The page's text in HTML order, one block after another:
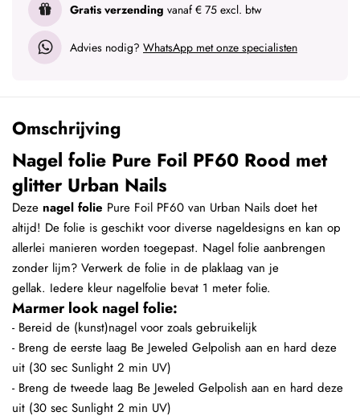
Gratis verzending vanaf € 75 excl. btw
Advies nodig? WhatsApp met onze specialisten
Omschrijving
Nagel folie Pure Foil PF60 Rood met
glitter Urban Nails
Deze nagel folie Pure Foil PF60 van Urban Nails doet het
altijd! De folie is geschikt voor diverse nageldesigns en kan op
allerlei manieren worden toegepast. Nagel folie aanbrengen
zonder lijm? Verwerk de folie in de plaklaag van je
gellak. Iedere kleur nagelfolie bevat 1 meter folie.
Marmer look nagel folie:
- Bereid de (kunst)nagel voor zoals gebruikelijk
- Breng de eerste laag Be Jeweled Gelpolish aan en hard deze
uit (30 sec Sunlight 2 min UV)
- Breng de tweede laag Be Jeweled Gelpolish aan en hard deze
uit (30 sec Sunlight 2 min UV)